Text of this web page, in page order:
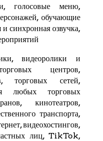
голосовые меню,
обучающие
и синхронная озвучка,
видеоролики и
центров,
торговых сетей,
любых торговых
кинотеатров,
транспорта,
видеохостингов,
лиц, TikTok,